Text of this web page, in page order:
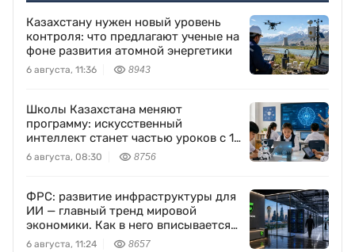
Казахстану нужен новый уровень
контроля: что предлагают ученые на
фоне развития атомной энергетики
6 августа, 11:36 8943
Школы Казахстана меняют
программу: искусственный
интеллект станет частью уроков с 1
класса
6 августа, 08:30 8756
ФРС: развитие инфраструктуры для
ИИ — главный тренд мировой
экономики. Как в него вписывается
Freedom Holding Corp.
6 августа, 11:24 8657